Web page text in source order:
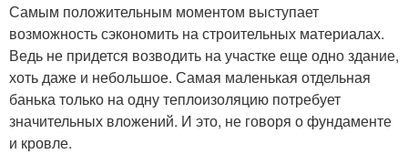
Самым положительным моментом выступает
возможность сэкономить на строительных материалах.
Ведь не придется возводить на участке еще одно здание,
хоть даже и небольшое. Самая маленькая отдельная
банька только на одну теплоизоляцию потребует
значительных вложений. И это, не говоря о фундаменте
и кровле.